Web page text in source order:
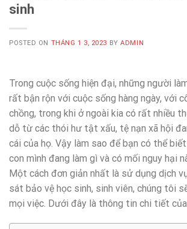
sinh
POSTED ON THÁNG 1 3, 2023 BYADMIN
Trong cuộc sống hiện đại, những người
rất bận rộn với cuộc sống hàng ngày, với
chồng, trong khi ở ngoài kia có rất nhiều
dỗ từ các thói hư tật xấu, tệ nạn xã hội
cái của họ. Vậy làm sao để bạn có thể
con mình đang làm gì và có mối nguy hại
Một cách đơn giản nhất là sử dụng dịch
sát bảo vệ học sinh, sinh viên, chúng tôi
mọi việc. Dưới đây là thông tin chi tiết của